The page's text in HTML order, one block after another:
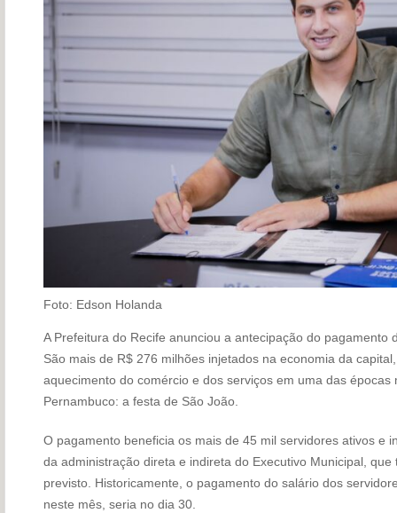
Foto: Edson Holanda
A Prefeitura do Recife anunciou a antecipação do pagamento
São mais de R$ 276 milhões injetados na economia da
aquecimento do comércio e dos serviços em uma das épocas
Pernambuco: a festa de São João.
O pagamento beneficia os mais de 45 mil servidores ativos e
da administração direta e indireta do Executivo Municipal,
previsto. Historicamente, o pagamento do salário dos
neste mês, seria no dia 30.